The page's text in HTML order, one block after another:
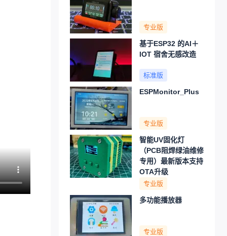
专业版
基于ESP32 的AI＋
IOT 宿舍无感改造
标准版
ESPMonitor_Plus
专业版
智能UV固化灯
（PCB阻焊绿油维修
专用）最新版本支持
OTA升级
专业版
多功能播放器
专业版